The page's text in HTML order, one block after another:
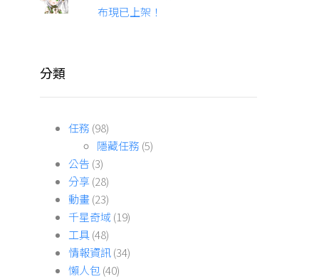
布現已上架！
分類
任務 (98)
隱藏任務 (5)
公告 (3)
分享(28)
動畫(23)
千星奇域 (19)
工具(48)
情報資訊(34)
懶人包(40)